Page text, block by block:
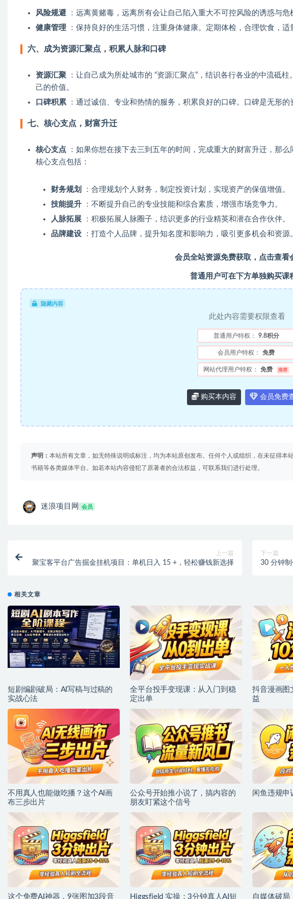
风险规避 ：远离黄赌毒，远离所有会让自己陷入重大不可控风险的诱惑与
健康管理 ：保持良好的生活习惯，注重身体健康。定期体检，合理饮食，
六、成为资源汇聚点，积累人脉和口碑
资源汇聚 ：让自己成为所处城市的 “资源汇聚点”，结识各行各业的中流砥
己的价值。
口碑积累 ：通过诚信、专业和热情的服务，积累良好的口碑。口碑是无形的
七、核心支点，财富升迁
核心支点 ：如果你想在接下去三到五年的时间，完成重大的财富升迁，那
核心支点包括：
财务规划
：合理规划个人财务，制定投资计划，实现资产的保值增值。
技能提升 ：不断提升自己的专业技能和综合素质，增强市场竞争力。
人脉拓展 ：积极拓展人脉圈子，结识更多的行业精英和潜在合作伙伴。
品牌建设 ：打造个人品牌，提升知名度和影响力，吸引更多机会和资源
会员全站资源免费获取，点击查看
普通用户可在下方单独购买课
隐藏内容
此处内容需要权限查看
普通用户特权： 9.8积分
会员用户特权： 免费
网站代理用户特权： 免费 推荐
购买本内容 会员免费
声明： 本站所有文章，如无特殊说明或标注，均为本站原创发布。任何个人或组织，在未征得本
书籍等各类媒体平台。如若本站内容侵犯了原著者的合法权益，可联系我们进行处理。
迷浪项目网 会员
上一篇
聚宝客平台广告掘金挂机项目：单机日入 15 +，轻松赚钱新选择
下一篇
30 分钟
相关文章
短剧编剧破局：AI写稿与过稿的
实战心法
全平台投手变现课：从入门到稳
定出单
抖音漫画图
益
不用真人也能做吃播？这个AI画
布三步出片
公众号开始推小说了，搞内容的
朋友盯紧这个信号
闲鱼违规申
这个免费AI神器，9张图加3段音 Higgsfield 实操：3分钟真人AI短 自媒体破局